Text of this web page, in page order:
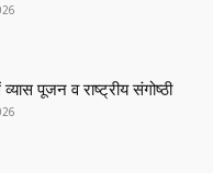
व्यास पूजन व राष्ट्रीय संगोष्ठी